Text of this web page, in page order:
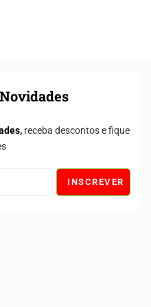
receba descontos e fique
INSCREVER